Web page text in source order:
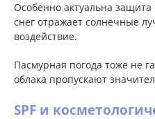
Особенно актуальна
снег отражает солнечные
воздействие.
Пасмурная погода тоже не
облака пропускают
SPF и